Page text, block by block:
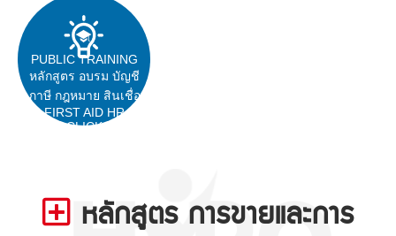
PUBLIC TRAINING
หลักสูตร อบรม บัญชี
ภาษี กฎหมาย สินเชื่อ
FIRST AID HR
CLICK
หลักสูตร การขายและการ